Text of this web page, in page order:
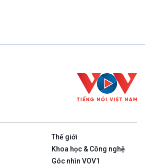
Thế giới
Khoa học & Công nghệ
Góc nhìn VOV1